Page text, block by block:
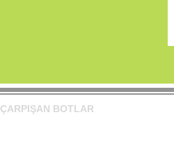
ÇARPIŞAN BOTLAR